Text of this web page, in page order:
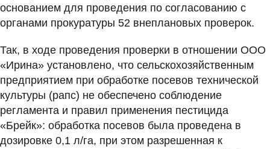
основанием для проведения по согласованию с
органами прокуратуры 52 внеплановых проверок.
Так, в ходе проведения проверки в отношении ООО
«Ирина» установлено, что сельскохозяйственным
предприятием при обработке посевов технической
культуры (рапс) не обеспечено соблюдение
регламента и правил применения пестицида
«Брейк»: обработка посевов была проведена в
дозировке 0,1 л/га, при этом разрешенная к